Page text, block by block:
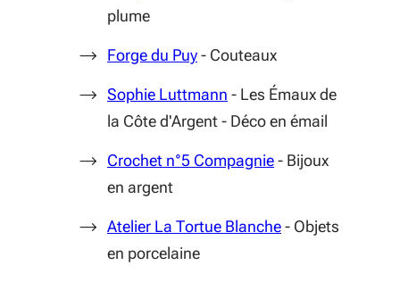
plume
Forge du Puy(S'ouvre dans une nouvelle
- Couteaux
Sophie Luttmann (S'ouvre dans une
- Les Émaux de
la Côte d'Argent - Déco en émail
Crochet n°5 Compagnie(S'ouvre dans
- Bijoux
en argent
Atelier La Tortue Blanche(S'ouvre dans
- Objets
en porcelaine